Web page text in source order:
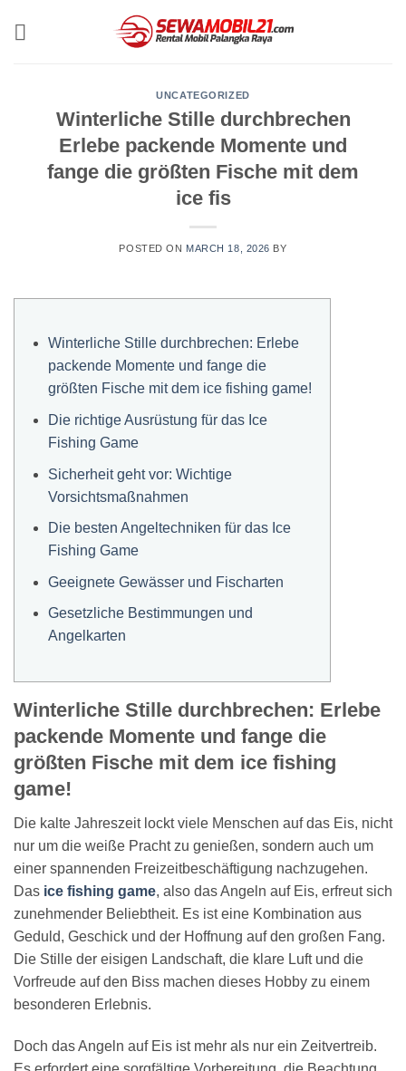
UNCATEGORIZED
Winterliche Stille durchbrechen
Erlebe packende Momente und
fange die größten Fische mit dem
ice fis
POSTED ON MARCH 18, 2026 BY
Winterliche Stille durchbrechen: Erlebe
packende Momente und fange die
größten Fische mit dem ice fishing game!
Die richtige Ausrüstung für das Ice
Fishing Game
Sicherheit geht vor: Wichtige
Vorsichtsmaßnahmen
Die besten Angeltechniken für das Ice
Fishing Game
Geeignete Gewässer und Fischarten
Gesetzliche Bestimmungen und
Angelkarten
Winterliche Stille durchbrechen: Erlebe
packende Momente und fange die
größten Fische mit dem ice fishing
game!
Die kalte Jahreszeit lockt viele Menschen auf das Eis, nicht
nur um die weiße Pracht zu genießen, sondern auch um
einer spannenden Freizeitbeschäftigung nachzugehen.
Das ice fishing game, also das Angeln auf Eis, erfreut sich
zunehmender Beliebtheit. Es ist eine Kombination aus
Geduld, Geschick und der Hoffnung auf den großen Fang.
Die Stille der eisigen Landschaft, die klare Luft und die
Vorfreude auf den Biss machen dieses Hobby zu einem
besonderen Erlebnis.
Doch das Angeln auf Eis ist mehr als nur ein Zeitvertreib.